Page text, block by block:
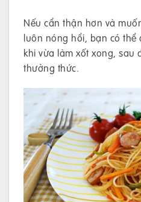
Nếu cẩn thận hơn và
luôn nóng hổi, bạn có
khi vừa làm xốt xong, sau
thưởng thức.